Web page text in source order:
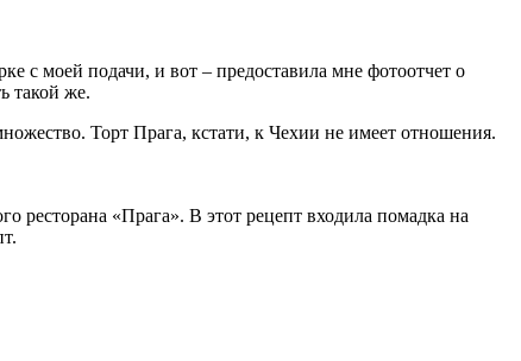
с моей подачи, и вот – предоставила мне фотоотчет о
такой же.
Торт Прага, кстати, к Чехии не имеет отношения.
ресторана «Прага». В этот рецепт входила помадка на